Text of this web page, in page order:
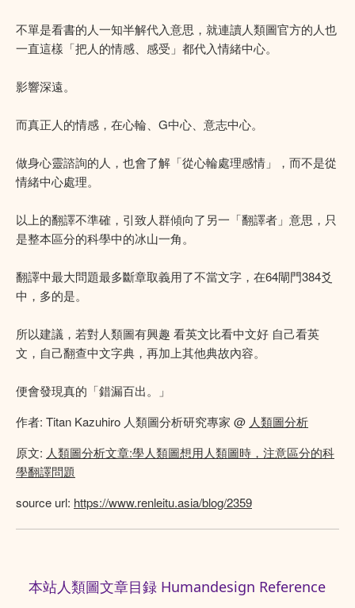
不單是看書的人一知半解代入意思，就連讀人類圖官方的人也
一直這樣「把人的情感、感受」都代入情緒中心。
影響深遠。
而真正人的情感，在心輪、G中心、意志中心。
做身心靈諮詢的人，也會了解「從心輪處理感情」，而不是從
情緒中心處理。
以上的翻譯不準確，引致人群傾向了另一「翻譯者」意思，只
是整本區分的科學中的冰山一角。
翻譯中最大問題最多斷章取義用了不當文字，在64閘門384爻
中，多的是。
所以建議，若對人類圖有興趣 看英文比看中文好 自己看英
文，自己翻查中文字典，再加上其他典故內容。
便會發現真的「錯漏百出。」
作者: Titan Kazuhiro 人類圖分析研究專家 @ 人類圖分析
原文: 人類圖分析文章:學人類圖想用人類圖時，注意區分的科
學翻譯問題
source url: https://www.renleitu.asia/blog/2359
本站人類圖文章目録 Humandesign Reference